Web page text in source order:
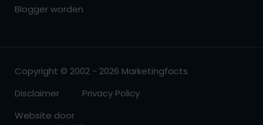
Blogger worden
Copyright © 2002 - 2026 Marketingfacts
Disclaimer
Privacy Policy
Website door